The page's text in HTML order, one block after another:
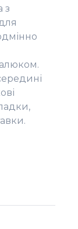
​​з